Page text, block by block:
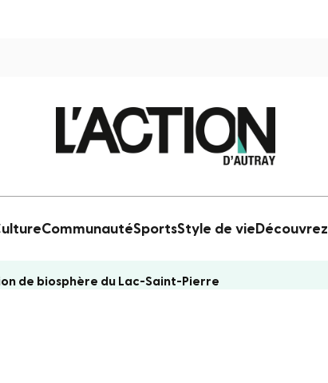
CommunautéSportsStyle de vie Découvrez
de biosphère du Lac-Saint-Pierre